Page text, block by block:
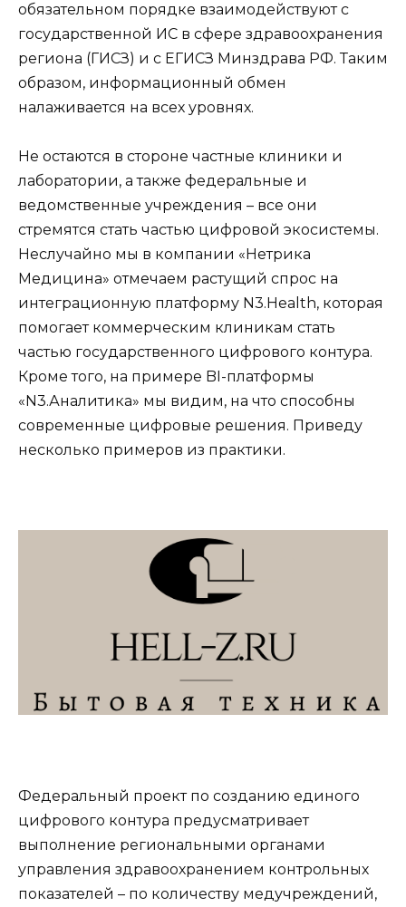
обязательном порядке взаимодействуют с
государственной ИС в сфере здравоохранения
региона (ГИСЗ) и с ЕГИСЗ Минздрава РФ. Таким
образом, информационный обмен
налаживается на всех уровнях.
Не остаются в стороне частные клиники и
лаборатории, а также федеральные и
ведомственные учреждения – все они
стремятся стать частью цифровой экосистемы.
Неслучайно мы в компании «Нетрика
Медицина» отмечаем растущий спрос на
интеграционную платформу N3.Health, которая
помогает коммерческим клиникам стать
частью государственного цифрового контура.
Кроме того, на примере BI-платформы
«N3.Аналитика» мы видим, на что способны
современные цифровые решения. Приведу
несколько примеров из практики.
Федеральный проект по созданию единого
цифрового контура предусматривает
выполнение региональными органами
управления здравоохранением контрольных
показателей – по количеству медучреждений,